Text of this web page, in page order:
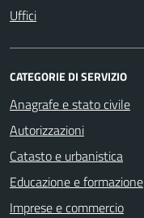
Uffici
CATEGORIE DI SERVIZIO
Anagrafe e stato civile
Autorizzazioni
Catasto e urbanistica
Educazione e formazione
Imprese e commercio